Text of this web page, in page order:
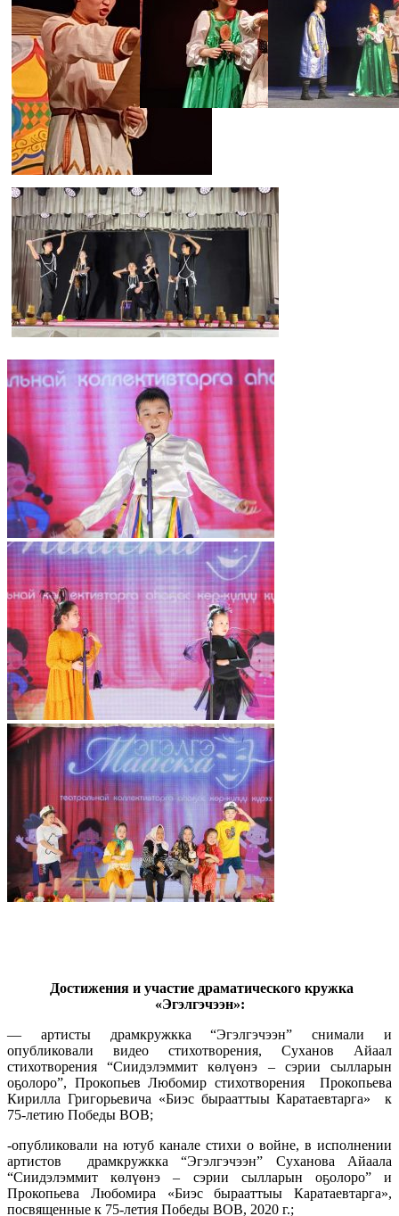
Достижения и участие драматического кружка
«Эгэлгэчээн»:
— артисты драмкружкка “Эгэлгэчээн” снимали и
опубликовали видео стихотворения, Суханов Айаал
стихотворения “Сиидэлэммит көлүөнэ – сэрии сылларын
оҕолоро”, Прокопьев Любомир стихотворения Прокопьева
Кирилла Григорьевича «Биэс бырааттыы Каратаевтарга» к
75-летию Победы ВОВ;
-опубликовали на ютуб канале стихи о войне, в исполнении
артистов драмкружкка “Эгэлгэчээн” Суханова Айаала
“Сиидэлэммит көлүөнэ – сэрии сылларын оҕолоро” и
Прокопьева Любомира «Биэс бырааттыы Каратаевтарга»,
посвященные к 75-летия Победы ВОВ, 2020 г.;